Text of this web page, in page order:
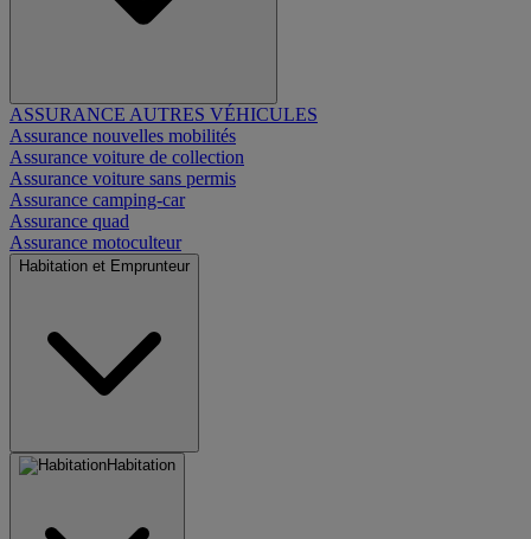
ASSURANCE AUTRES VÉHICULES
Assurance nouvelles mobilités
Assurance voiture de collection
Assurance voiture sans permis
Assurance camping-car
Assurance quad
Assurance motoculteur
Habitation et Emprunteur
Habitation